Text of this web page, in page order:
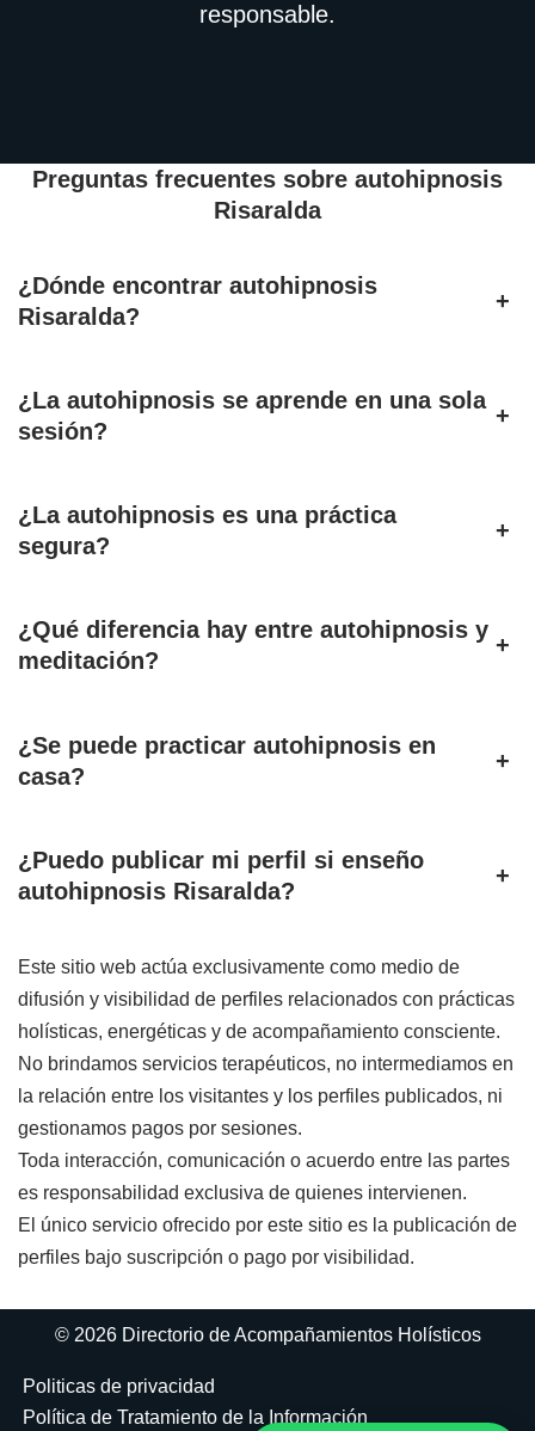
responsable.
Preguntas frecuentes sobre autohipnosis
Risaralda
¿Dónde encontrar autohipnosis
Risaralda?
+
¿La autohipnosis se aprende en una sola
sesión?
+
¿La autohipnosis es una práctica
segura?
+
¿Qué diferencia hay entre autohipnosis y
meditación?
+
¿Se puede practicar autohipnosis en
casa?
+
¿Puedo publicar mi perfil si enseño
autohipnosis Risaralda?
+
Este sitio web actúa exclusivamente como medio de
difusión y visibilidad de perfiles relacionados con prácticas
holísticas, energéticas y de acompañamiento consciente.
No brindamos servicios terapéuticos, no intermediamos en
la relación entre los visitantes y los perfiles publicados, ni
gestionamos pagos por sesiones.
Toda interacción, comunicación o acuerdo entre las partes
es responsabilidad exclusiva de quienes intervienen.
El único servicio ofrecido por este sitio es la publicación de
perfiles bajo suscripción o pago por visibilidad.
© 2026 Directorio de Acompañamientos Holísticos
Politicas de privacidad
Política de Tratamiento de la Información